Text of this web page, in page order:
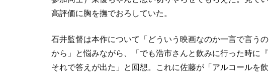
高評価に胸を撫でおろしていた。
石井監督は本作について「どういう映画なのか一言で言う
から」と悩みながら、「でも浩市さんと飲みに行った時に
それで答えが出た」と回想。これに佐藤が「アルコールを